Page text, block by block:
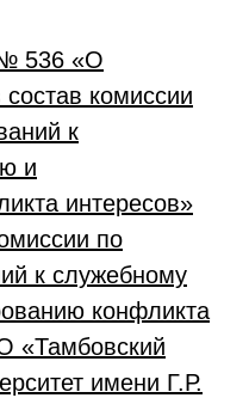
536 «О
комиссии
к
и
интересов»
по
к служебному
конфликта
«Тамбовский
имени Г.Р.